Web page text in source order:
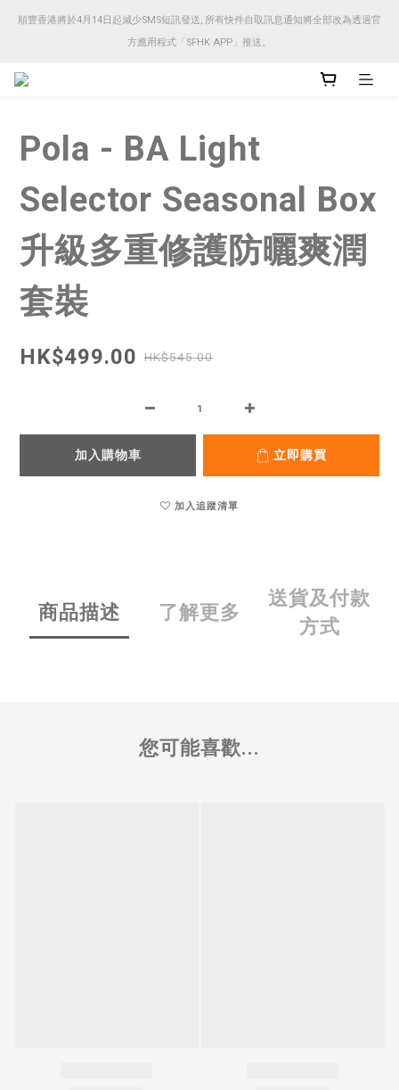
順豐香港將於4月14日起減少SMS短訊發送, 所有快件自取訊息通知將全部改為透過官
方應用程式「SFHK APP」推送。
順豐香港將於4月14日起減少SMS短訊發送, 所有快件自取訊息通知將全部改為透過官
方應用程式「SFHK APP」推送。
順豐香港將於4月14日起減少SMS短訊發送, 所有快件自取訊息通知將全部改為透過官
方應用程式「SFHK APP」推送。
Pola - BA Light
Selector Seasonal Box
升級多重修護防曬爽潤
套裝
HK$499.00 HK$545.00
加入購物車 立即購買
加入追蹤清單
商品描述 了解更多
送貨及付款
方式
您可能喜歡...